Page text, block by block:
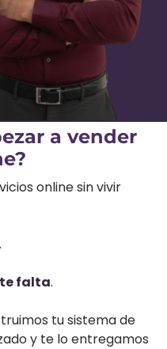
a vender
online sin vivir
te falta.
tu sistema de
y te lo entregamos